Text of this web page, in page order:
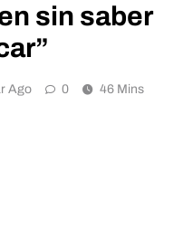
sin saber
Ago 0 46 Mins